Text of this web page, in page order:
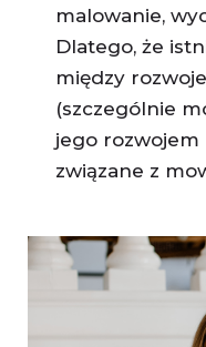
malowanie,
Dlatego, że
między
(szczególnie
jego rozwojem
związane z